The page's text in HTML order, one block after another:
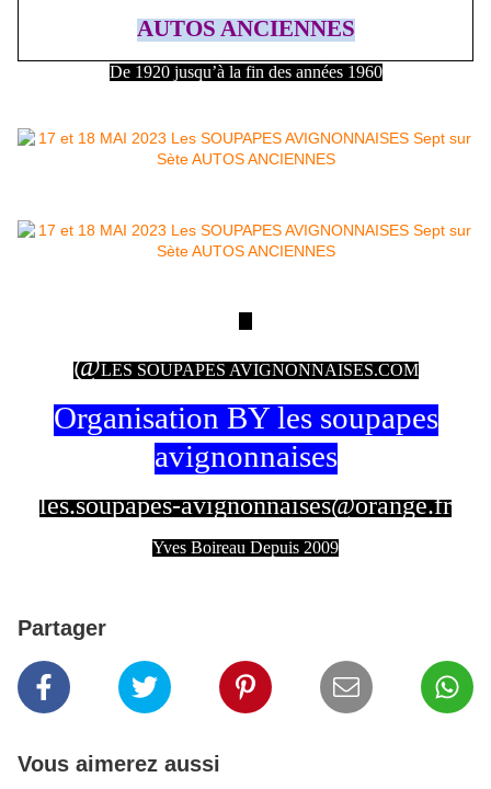
AUTOS ANCIENNES
De 1920 jusqu’à la fin des années 1960
@LES SOUPAPES AVIGNONNAISES.COM
Organisation BY les soupapes
avignonnaises
les.soupapes-avignonnaises@orange.fr
Yves Boireau Depuis 2009
Partager
Vous aimerez aussi